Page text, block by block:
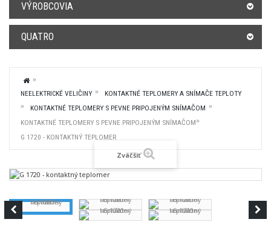
VÝROBCOVIA
QUATRO
NEELEKTRICKÉ VELIČINY
KONTAKTNÉ TEPLOMERY A SNÍMAČE TEPLOTY
KONTAKTNÉ TEPLOMERY S PEVNE PRIPOJENÝM SNÍMAČOM
KONTAKTNÉ TEPLOMERY S PEVNE PRIPOJENÝM SNÍMAČOM
G 1720 - KONTAKTNÝ TEPLOMER
Zväčšiť